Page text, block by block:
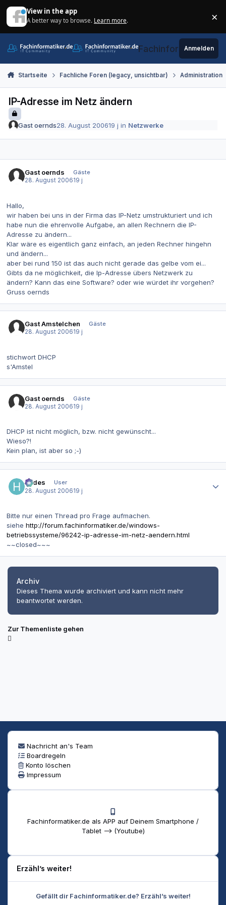
View in the app
A better way to browse. Learn more. ×
Fachinformatiker.de
Anmelden
Startseite Fachliche Foren (legacy, unsichtbar) Administration
IP-Adresse im Netz ändern
Gast oernds28. August 200619 j in Netzwerke
Gast oernds
Gäste
28. August 200619 j
Hallo,
wir haben bei uns in der Firma das IP-Netz umstrukturiert und ich
habe nun die ehrenvolle Aufgabe, an allen Rechnern die IP-
Adresse zu ändern...
Klar wäre es eigentlich ganz einfach, an jeden Rechner hingehn
und ändern...
aber bei rund 150 ist das auch nicht gerade das gelbe vom ei...
Gibts da ne möglichkeit, die Ip-Adresse übers Netzwerk zu
ändern? Kann das eine Software? oder wie würdet ihr vorgehen?
Gruss oernds
Gast Amstelchen
Gäste
28. August 200619 j
stichwort DHCP
s'Amstel
Gast oernds
Gäste
28. August 200619 j
DHCP ist nicht möglich, bzw. nicht gewünscht...
Wieso?!
Kein plan, ist aber so ;-)
hades
User
28. August 200619 j
Bitte nur einen Thread pro Frage aufmachen.
siehe http://forum.fachinformatiker.de/windows-
betriebssysteme/96242-ip-adresse-im-netz-aendern.html
~~closed~~~
Archiv
Dieses Thema wurde archiviert und kann nicht mehr
beantwortet werden.
Zur Themenliste gehen
Nachricht an's Team
Boardregeln
Konto löschen
Impressum
Fachinformatiker.de als APP auf Deinem Smartphone /
Tablet --> (Youtube)
Erzähl’s weiter!
Gefällt dir Fachinformatiker.de? Erzähl’s weiter!